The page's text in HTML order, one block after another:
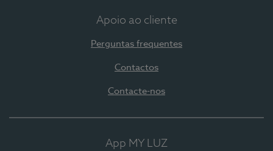
Apoio ao cliente
Perguntas frequentes
Contactos
Contacte-nos
App MY LUZ